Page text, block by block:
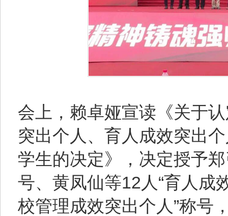
会上，赖卓娅宣读《关于
突出个人、育人成效突出
学生的决定》，决定授予
号、黄凤仙等12人“育人成
校管理成效突出个人”称号